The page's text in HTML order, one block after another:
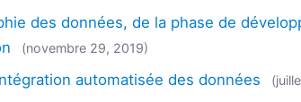
des données, de la phase de
(novembre 29, 2019)
automatisée des données